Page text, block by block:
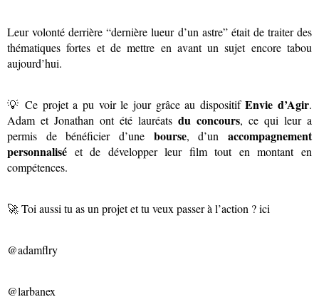
Leur volonté derrière “dernière lueur d’un astre” était de traiter des
thématiques fortes et de mettre en avant un sujet encore tabou
aujourd’hui.
💡 Ce projet a pu voir le jour grâce au dispositifEnvie d’Agir.
Adam et Jonathan ont été lauréats du concours, ce qui leur a
permis de bénéficier d’une bourse, d’unaccompagnement
personnalisé et de développer leur film tout en montant en
compétences.
🚀 Toi aussi tu as un projet et tu veux passer à l’action ?ici
@adamflry
@larbanex